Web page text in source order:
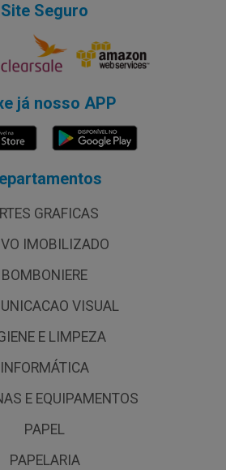
Site Seguro
já nosso APP
GRAFICAS
IMOBILIZADO
BOMBONIERE
VISUAL
E LIMPEZA
INFORMÁTICA
E EQUIPAMENTOS
PAPEL
PAPELARIA